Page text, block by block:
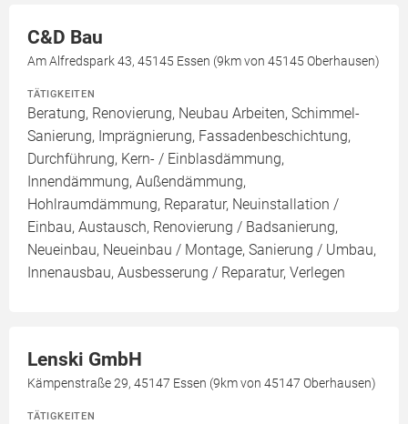
C&D Bau
Am Alfredspark 43, 45145 Essen (9km von 45145 Oberhausen)
TÄTIGKEITEN
Beratung, Renovierung, Neubau Arbeiten, Schimmel-
Sanierung, Imprägnierung, Fassadenbeschichtung,
Durchführung, Kern- / Einblasdämmung,
Innendämmung, Außendämmung,
Hohlraumdämmung, Reparatur, Neuinstallation /
Einbau, Austausch, Renovierung / Badsanierung,
Neueinbau, Neueinbau / Montage, Sanierung / Umbau,
Innenausbau, Ausbesserung / Reparatur, Verlegen
Lenski GmbH
Kämpenstraße 29, 45147 Essen (9km von 45147 Oberhausen)
TÄTIGKEITEN